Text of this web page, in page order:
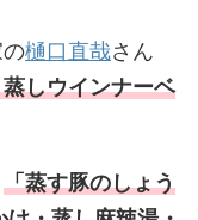
樋口直哉さん
しウインナーベ
「蒸す豚のしょう